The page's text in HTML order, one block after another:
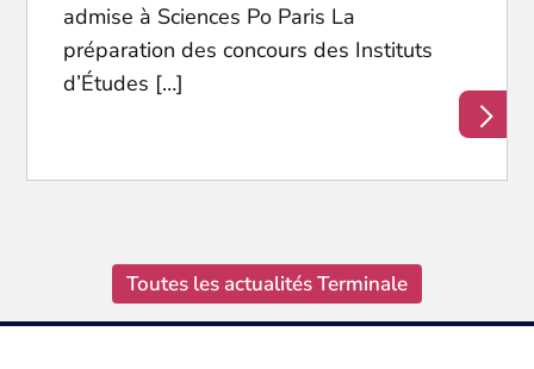
admise à Sciences Po Paris La
préparation des concours des Instituts
d’Études […]
Toutes les actualités Terminale